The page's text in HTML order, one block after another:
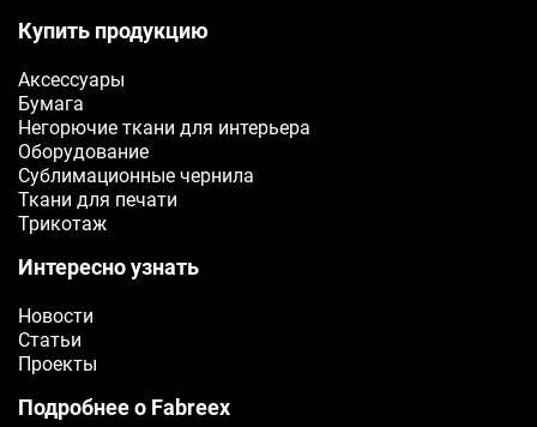
Ваш телефон
E-mail
Купить продукцию
Аксессуары
Бумага
Негорючие ткани для интерьера
Оборудование
Сублимационные чернила
Ткани для печати
Трикотаж
Интересно узнать
Новости
Статьи
Проекты
Подробнее о Fabreex